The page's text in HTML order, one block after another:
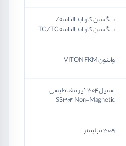
تنگستن کارباید الماسه/
تنگستن کارباید الماسه TC/TC
وایتون VITON FKM
استیل 304 غیر مغناطیسی
SS304 Non-Magnetic
30.9 میلیمتر